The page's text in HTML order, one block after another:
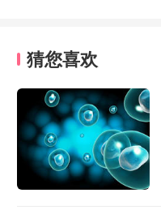
猜您喜欢